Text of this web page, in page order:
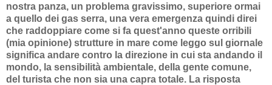
nostra panza, un problema gravissimo, superiore ormai
a quello dei gas serra, una vera emergenza quindi direi
che raddoppiare come si fa quest'anno queste orribili
(mia opinione) strutture in mare come leggo sul giornale
significa andare contro la direzione in cui sta andando il
mondo, la sensibilità ambientale, della gente comune,
del turista che non sia una capra totale. La risposta